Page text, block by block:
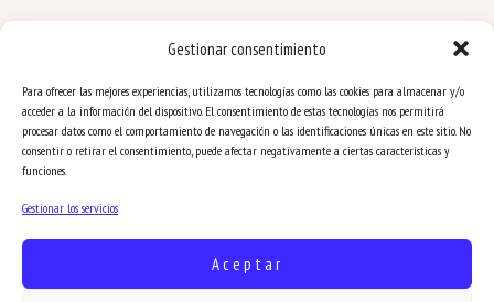
Gestionar consentimiento
Para ofrecer las mejores experiencias, utilizamos tecnologías como las cookies para almacenar y/o
acceder a la información del dispositivo. El consentimiento de estas tecnologías nos permitirá
procesar datos como el comportamiento de navegación o las identificaciones únicas en este sitio. No
consentir o retirar el consentimiento, puede afectar negativamente a ciertas características y
funciones.
Gestionar los servicios
Aceptar
Aviso Legal
Privacidad
Cookies
Accesibilidad